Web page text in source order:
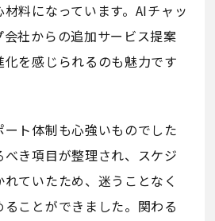
料になっています。AIチャッ
会社からの追加サービス提案
を感じられるのも魅力です
ト体制も心強いものでした
き項目が整理され、スケジ
ていたため、迷うことなく
ことができました。関わる